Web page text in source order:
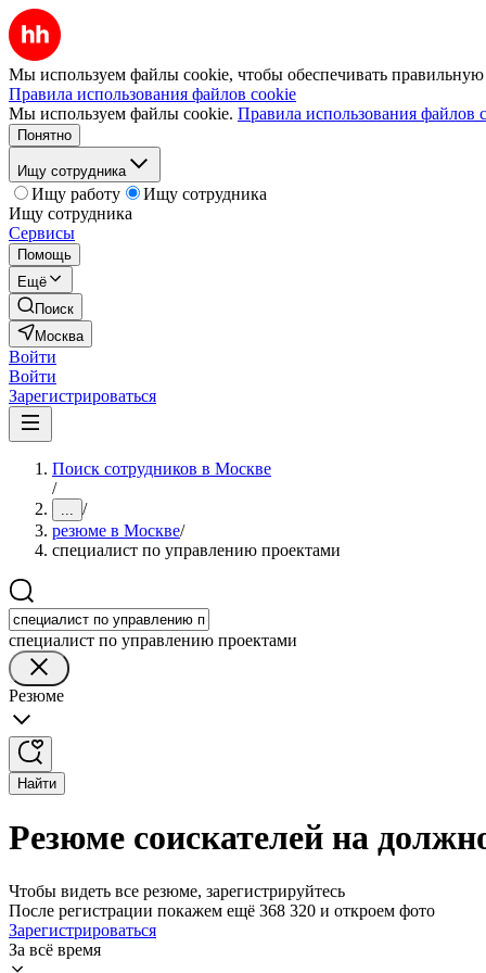
Мы используем файлы cookie, чтобы обеспечивать правильную
Правила использования файлов cookie
Мы используем файлы cookie. Правила использования файлов
Понятно
Ищу сотрудника
Ищу работу
Ищу сотрудника
Ищу сотрудника
Сервисы
Помощь
Ещё
Поиск
Москва
Войти
Войти
Зарегистрироваться
Поиск сотрудников в Москве
/
... /
резюме в Москве/
специалист по управлению проектами
специалист по управлению проектами
Резюме
Найти
Резюме соискателей на
Чтобы видеть все резюме, зарегистрируйтесь
После регистрации покажем ещё 368 320 и откроем фото
Зарегистрироваться
За всё время